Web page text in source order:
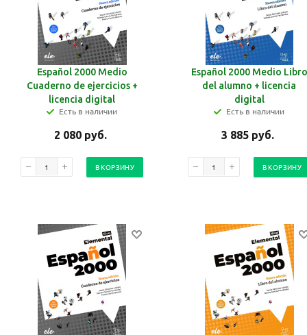
Español 2000 Medio
Cuaderno de ejercicios +
licencia digital
Есть в наличии
2 080 руб.
В КОРЗИНУ
Español 2000 Medio Libro
del alumno + licencia
digital
Есть в наличии
3 885 руб.
В КОРЗИНУ